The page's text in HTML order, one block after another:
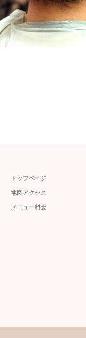
トップページ
地図アクセス
メニュー料金